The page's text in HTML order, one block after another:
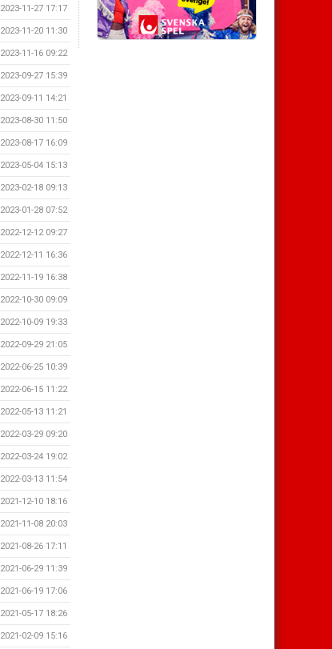
2023-11-27 17:17
2023-11-20 11:30
2023-11-16 09:22
2023-09-27 15:39
2023-09-11 14:21
2023-08-30 11:50
2023-08-17 16:09
2023-05-04 15:13
2023-02-18 09:13
2023-01-28 07:52
2022-12-12 09:27
2022-12-11 16:36
2022-11-19 16:38
2022-10-30 09:09
2022-10-09 19:33
2022-09-29 21:05
2022-06-25 10:39
2022-06-15 11:22
2022-05-13 11:21
2022-03-29 09:20
2022-03-24 19:02
2022-03-13 11:54
2021-12-10 18:16
2021-11-08 20:03
2021-08-26 17:11
2021-06-29 11:39
2021-06-19 17:06
2021-05-17 18:26
2021-02-09 15:16